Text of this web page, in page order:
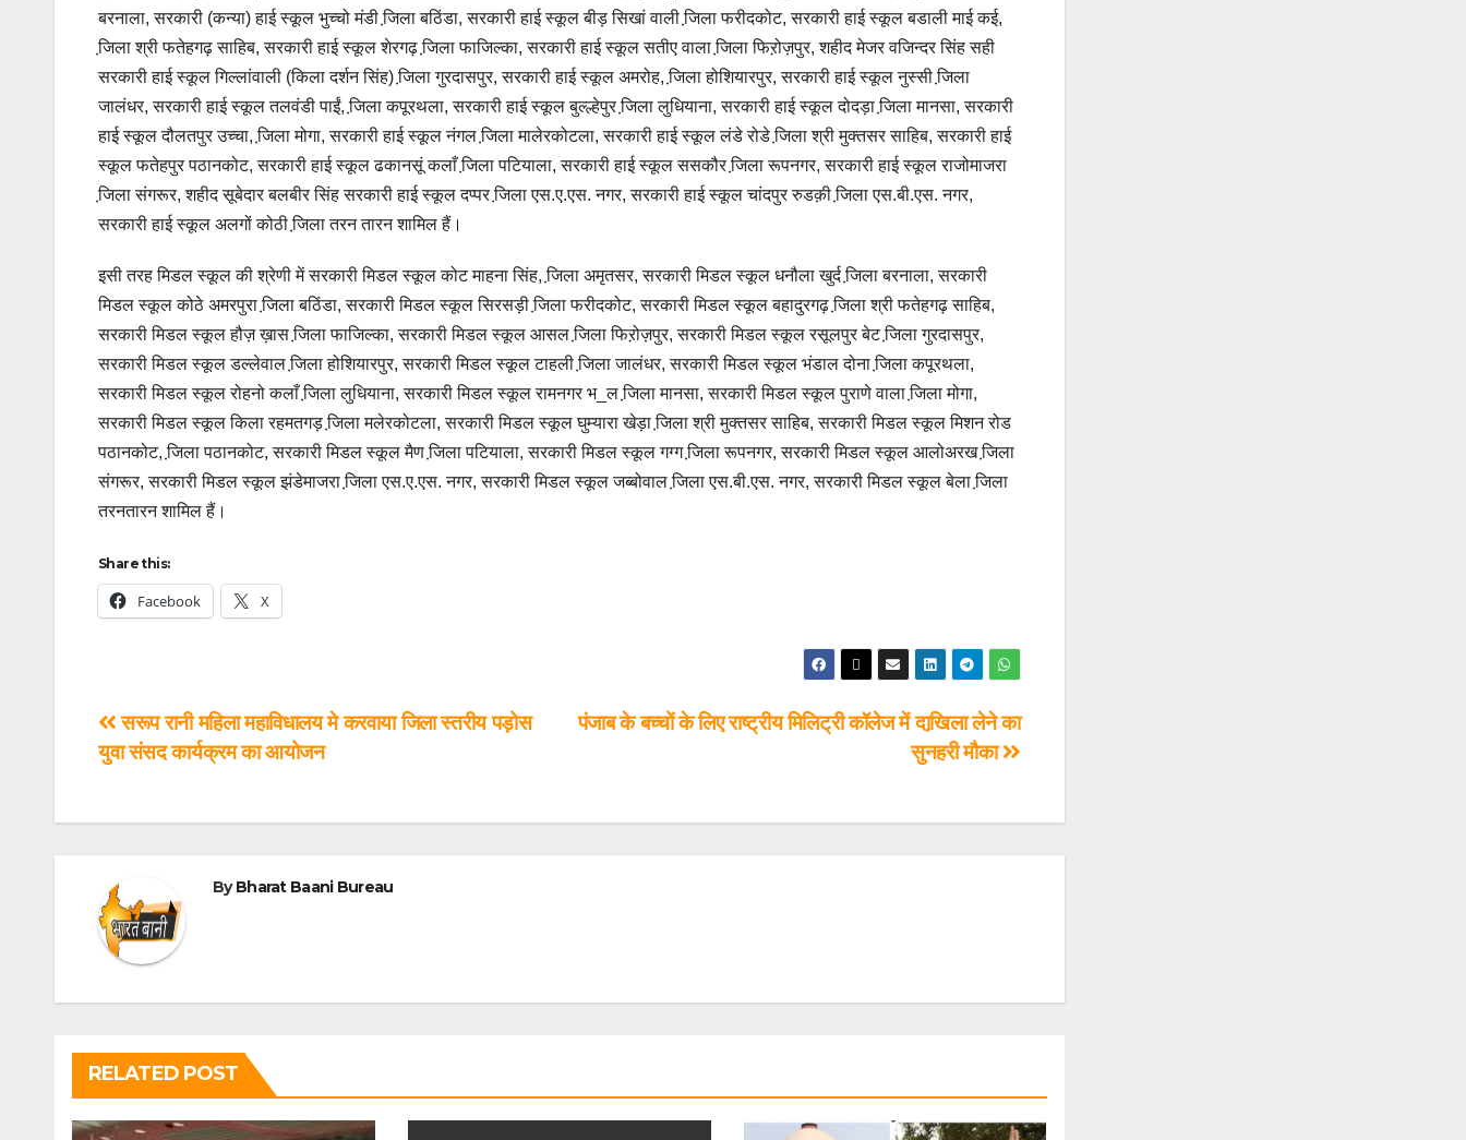
बरनाला, सरकारी (कन्या) हाई स्कूल भुच्चो मंडी जि़ला बठिंडा, सरकारी हाई स्कूल बीड़ सिखां वाली जि़ला फरीदकोट, सरकारी हाई स्कूल बडाली माई कई,
जि़ला श्री फतेहगढ़ साहिब, सरकारी हाई स्कूल शेरगढ़ जि़ला फाजिल्का, सरकारी हाई स्कूल सतीए वाला जि़ला फिऱोज़पुर, शहीद मेजर वजिन्दर सिंह सही
सरकारी हाई स्कूल गिल्लांवाली (किला दर्शन सिंह) जि़ला गुरदासपुर, सरकारी हाई स्कूल अमरोह, जि़ला होशियारपुर, सरकारी हाई स्कूल नुस्सी जि़ला
जालंधर, सरकारी हाई स्कूल तलवंडी पाईं, जि़ला कपूरथला, सरकारी हाई स्कूल बुल्ल्हेपुर जि़ला लुधियाना, सरकारी हाई स्कूल दोदड़ा जि़ला मानसा, सरकारी
हाई स्कूल दौलतपुर उच्चा, जि़ला मोगा, सरकारी हाई स्कूल नंगल जि़ला मालेरकोटला, सरकारी हाई स्कूल लंडे रोडे जि़ला श्री मुक्तसर साहिब, सरकारी हाई
स्कूल फतेहपुर पठानकोट, सरकारी हाई स्कूल ढकानसूं कलाँ जि़ला पटियाला, सरकारी हाई स्कूल ससकौर जि़ला रूपनगर, सरकारी हाई स्कूल राजोमाजरा
जि़ला संगरूर, शहीद सूबेदार बलबीर सिंह सरकारी हाई स्कूल दप्पर जि़ला एस.ए.एस. नगर, सरकारी हाई स्कूल चांदपुर रुडक़ी जि़ला एस.बी.एस. नगर,
सरकारी हाई स्कूल अलगों कोठी जि़ला तरन तारन शामिल हैं।
इसी तरह मिडल स्कूल की श्रेणी में सरकारी मिडल स्कूल कोट माहना सिंह, जि़ला अमृतसर, सरकारी मिडल स्कूल धनौला खुर्द जि़ला बरनाला, सरकारी
मिडल स्कूल कोठे अमरपुरा जि़ला बठिंडा, सरकारी मिडल स्कूल सिरसड़ी जि़ला फरीदकोट, सरकारी मिडल स्कूल बहादुरगढ़ जि़ला श्री फतेहगढ़ साहिब,
सरकारी मिडल स्कूल हौज़ ख़ास जि़ला फाजिल्का, सरकारी मिडल स्कूल आसल जि़ला फिऱोज़पुर, सरकारी मिडल स्कूल रसूलपुर बेट जि़ला गुरदासपुर,
सरकारी मिडल स्कूल डल्लेवाल जि़ला होशियारपुर, सरकारी मिडल स्कूल टाहली जि़ला जालंधर, सरकारी मिडल स्कूल भंडाल दोना जि़ला कपूरथला,
सरकारी मिडल स्कूल रोहनो कलाँ जि़ला लुधियाना, सरकारी मिडल स्कूल रामनगर भ_ल जि़ला मानसा, सरकारी मिडल स्कूल पुराणे वाला जि़ला मोगा,
सरकारी मिडल स्कूल किला रहमतगड़ जि़ला मलेरकोटला, सरकारी मिडल स्कूल घुम्यारा खेड़ा जि़ला श्री मुक्तसर साहिब, सरकारी मिडल स्कूल मिशन रोड
पठानकोट, जि़ला पठानकोट, सरकारी मिडल स्कूल मैण जि़ला पटियाला, सरकारी मिडल स्कूल गग्ग जि़ला रूपनगर, सरकारी मिडल स्कूल आलोअरख जि़ला
संगरूर, सरकारी मिडल स्कूल झंडेमाजरा जि़ला एस.ए.एस. नगर, सरकारी मिडल स्कूल जब्बोवाल जि़ला एस.बी.एस. नगर, सरकारी मिडल स्कूल बेला जि़ला
तरनतारन शामिल हैं।
Share this:
Facebook X
पंजाब के बच्चों के लिए राष्ट्रीय मिलिट्री कॉलेज में दाखि़ला लेने का
सुनहरी मौका
सरूप रानी महिला महाविधालय मे करवाया जिला स्तरीय पड़ोस
युवा संसद कार्यक्रम का आयोजन
ByBharat Baani Bureau
RELATED POST